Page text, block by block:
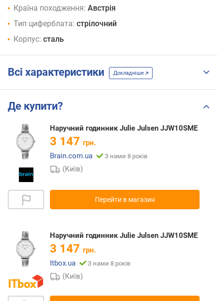
Країна походження: Австрія
Тип циферблата: стрілочний
Корпус: сталь
Всі характеристики Докладніше
Де купити?
Наручний годинник Julie Julsen JJW10SME
3 147 грн.
Brain.com.ua
З нами 8 років
(Київ)
Перейти в магазин
Наручний годинник Julie Julsen JJW10SME
3 147 грн.
Itbox.ua
З нами 8 років
(Київ)